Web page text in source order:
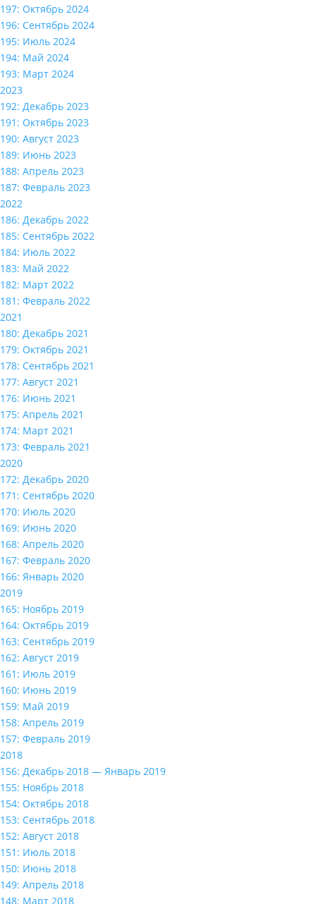
197: Октябрь 2024
196: Сентябрь 2024
195: Июль 2024
194: Май 2024
193: Март 2024
2023
192: Декабрь 2023
191: Октябрь 2023
190: Август 2023
189: Июнь 2023
188: Апрель 2023
187: Февраль 2023
2022
186: Декабрь 2022
185: Сентябрь 2022
184: Июль 2022
183: Май 2022
182: Март 2022
181: Февраль 2022
2021
180: Декабрь 2021
179: Октябрь 2021
178: Сентябрь 2021
177: Август 2021
176: Июнь 2021
175: Апрель 2021
174: Март 2021
173: Февраль 2021
2020
172: Декабрь 2020
171: Сентябрь 2020
170: Июль 2020
169: Июнь 2020
168: Апрель 2020
167: Февраль 2020
166: Январь 2020
2019
165: Ноябрь 2019
164: Октябрь 2019
163: Сентябрь 2019
162: Август 2019
161: Июль 2019
160: Июнь 2019
159: Май 2019
158: Апрель 2019
157: Февраль 2019
2018
156: Декабрь 2018 — Январь 2019
155: Ноябрь 2018
154: Октябрь 2018
153: Сентябрь 2018
152: Август 2018
151: Июль 2018
150: Июнь 2018
149: Апрель 2018
148: Март 2018